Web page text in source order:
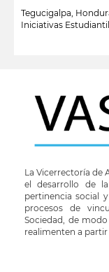
Tegucigalpa,
Iniciativas
La Vicerrectoría de
el desarrollo de
pertinencia social
procesos de
Sociedad, de
realimenten a